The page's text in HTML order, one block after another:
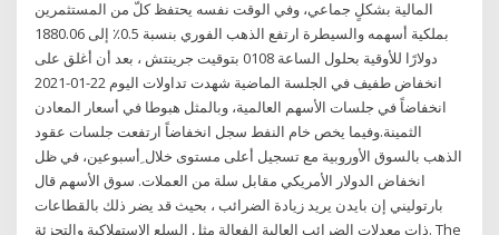
المالية بشكلٍ جماعي، وفي الوقت نفسه يحتفظ كلّ من المستثمرين
بملكية أسهمه والسيطرة ارتفع الذهب الفوري بنسبة 0.5٪ إلى 1880.06
دولارًا للأوقية بحلول الساعة 0108 بتوقيت جرينتش ، بعد أن أغلق على
انخفاض طفيف في الجلسة الماضية شهدت تداولات اليوم 22-01-2021
انخفاضاً في جلسات الأسهم العالمية، وبالمثل هبوطا في أسعار المعادن
الثمينة.وفيما يخص خام النفط سجل انخفاضاً ارتفعت جلسات عقود
الذهب بالسوق الأوروبية مع تسجيل أعلى مستوى خلال ِأسبوعين، في ظل
انخفاض الدولار الأمريكي مقابل سلة من العملات. سوق الأسهم قال
بارتوليني إن بايدن يريد زيادة الضرائب ، بحيث قد يضر ذلك بالقطاعات
ذات معدلات الضرائب العالية الفعالة مثل السلع الاستهلاكية والتجزئة. The